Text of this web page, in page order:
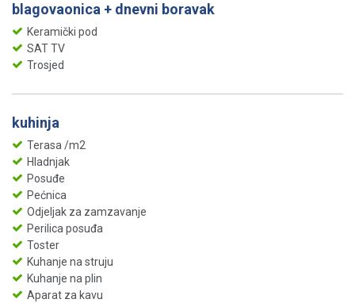
blagovaonica + dnevni boravak
Keramički pod
SAT TV
Trosjed
kuhinja
Terasa /m2
Hladnjak
Posuđe
Pećnica
Odjeljak za zamzavanje
Perilica posuđa
Toster
Kuhanje na struju
Kuhanje na plin
Aparat za kavu